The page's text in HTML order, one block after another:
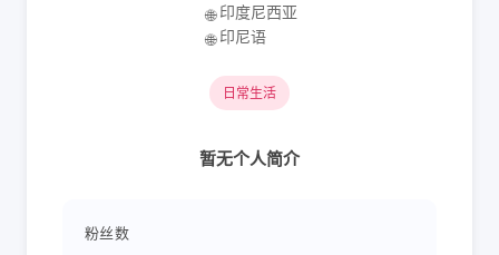
🌐 印度尼西亚
🌐 印尼语
日常生活
暂无个人简介
粉丝数